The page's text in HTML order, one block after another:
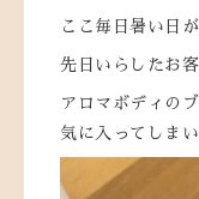
ここ毎日暑い日
先日いらしたお
アロマボディの
気に入ってしま